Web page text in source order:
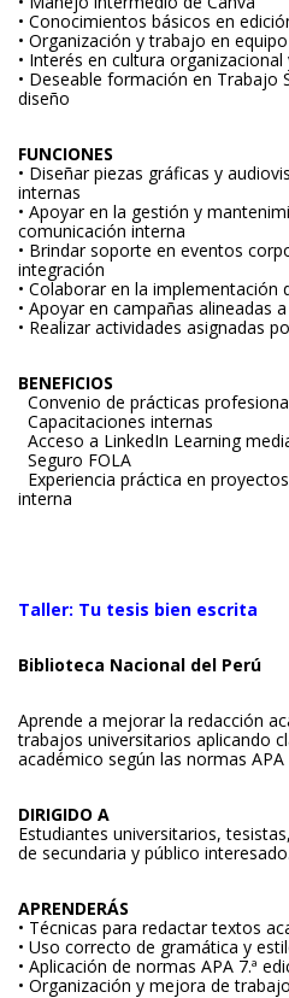
• Conocimientos básicos en
• Organización y trabajo en equipo
• Interés en cultura
• Deseable formación en Trabajo
diseño
FUNCIONES
• Diseñar piezas gráficas y
internas
• Apoyar en la gestión y
comunicación interna
• Brindar soporte en eventos
integración
• Colaborar en la implementación
• Apoyar en campañas alineadas
• Realizar actividades asignadas
BENEFICIOS
Convenio de prácticas
Capacitaciones internas
Acceso a LinkedIn Learning
Seguro FOLA
Experiencia práctica en
interna
Taller: Tu tesis bien escrita
Biblioteca Nacional del Perú
Aprende a mejorar la redacción
trabajos universitarios aplicando
académico según las normas APA
DIRIGIDO A
Estudiantes universitarios,
de secundaria y público interesado.
APRENDERÁS
• Técnicas para redactar textos
• Uso correcto de gramática y
• Aplicación de normas APA 7.ª
• Organización y mejora de